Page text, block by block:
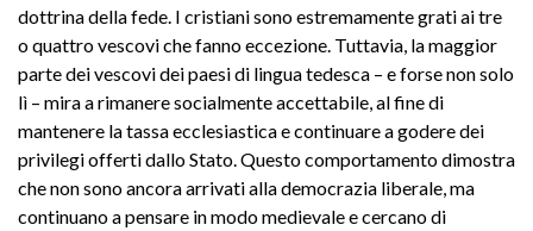
dottrina della fede. I cristiani sono estremamente grati ai tre
o quattro vescovi che fanno eccezione. Tuttavia, la maggior
parte dei vescovi dei paesi di lingua tedesca – e forse non solo
lì – mira a rimanere socialmente accettabile, al fine di
mantenere la tassa ecclesiastica e continuare a godere dei
privilegi offerti dallo Stato. Questo comportamento dimostra
che non sono ancora arrivati alla democrazia liberale, ma
continuano a pensare in modo medievale e cercano di